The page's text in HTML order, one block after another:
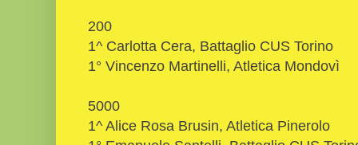
200
1^ Carlotta Cera, Battaglio CUS Torino
1° Vincenzo Martinelli, Atletica Mondovì
5000
1^ Alice Rosa Brusin, Atletica Pinerolo